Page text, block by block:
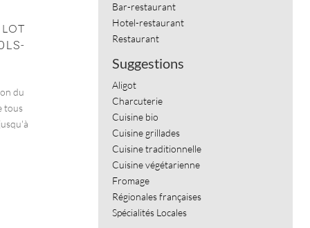
du
tous
Bar-restaurant
Hotel-restaurant
Restaurant
Suggestions
Aligot
Charcuterie
Cuisine bio
Cuisine grillades
Cuisine traditionnelle
Cuisine végétarienne
Fromage
Régionales françaises
Spécialités Locales